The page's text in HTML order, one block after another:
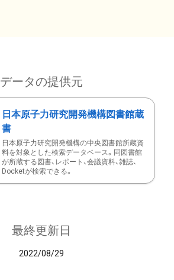
データの提供元
日本原子力研究開発機構図書館蔵
書
日本原子力研究開発機構の中央図書館所蔵資
料を対象とした検索データベース。同図書館
が所蔵する図書、レポート、会議資料、雑誌、
Docketが検索できる。
最終更新日
2022/08/29